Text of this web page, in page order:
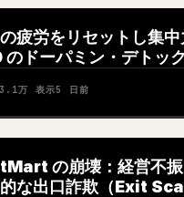
疲労をリセットし集
のドーパミン・デトッ
万 表示5 日前
の崩壊：経営不
な出口詐欺（Exit